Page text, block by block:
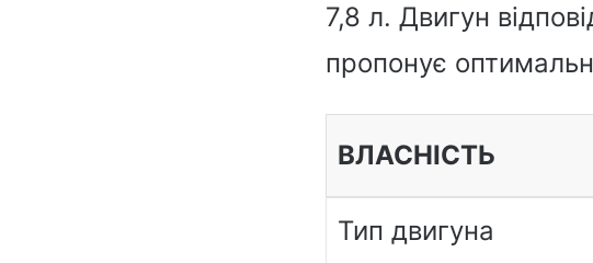
7,8 л. Двигун
пропонує
ВЛАСНІСТЬ
Тип двигуна